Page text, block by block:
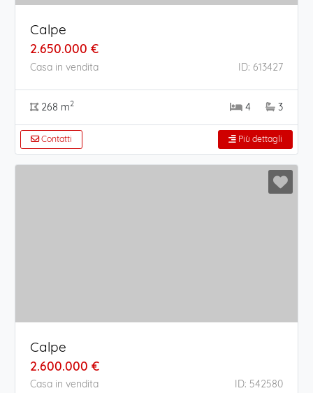
Calpe
2.650.000 €
Casa in vendita ID: 613427
268 m2 4 3
Contatti Più dettagli
Calpe
2.600.000 €
Casa in vendita ID: 542580